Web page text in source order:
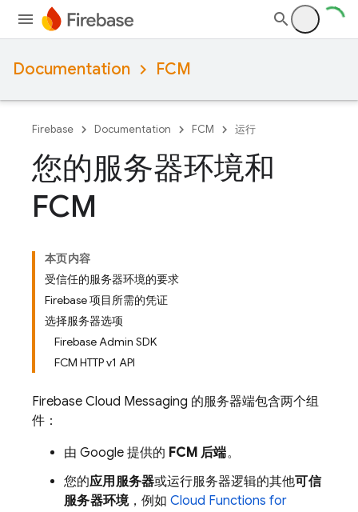
Documentation FCM
Firebase Documentation FCM 运行
您的服务器环境和
FCM
本页内容
受信任的服务器环境的要求
Firebase 项目所需的凭证
选择服务器选项
Firebase Admin SDK
FCM HTTP v1 API
Firebase Cloud Messaging 的服务器端包含两个组
件：
由 Google 提供的 FCM后端。
您的应用服务器或运行服务器逻辑的其他可信
服务器环境，例如Cloud Functions for